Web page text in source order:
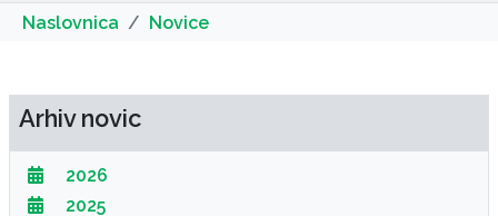
Naslovnica Novice
Arhiv novic
2026
2025